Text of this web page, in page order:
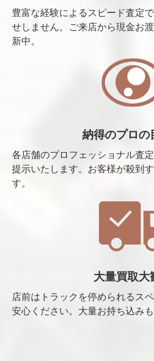
豊富な経験によるスピード査定
せしません。ご来店から現金お
新中。
納得のプロの
各店舗のプロフェッショナル査
提示いたします。お客様が殺到
す。
大量買取大
店前はトラックを停められるス
安心ください。大量お持ち込みも